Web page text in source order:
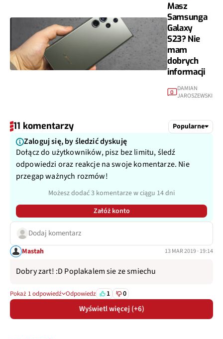
Masz
Samsunga
Galaxy
S23? Nie
mam
dobrych
informacji
0
DAMIAN
JAROSZEWSKI
11 komentarzy Popularne
Zaloguj się, by śledzić dyskuję
Dołącz do użytkowników, pisz bez limitu, śledź
odpowiedzi oraz reakcje na swoje komentarze. Nie
przegap ważnych rozmów!
Możesz dodać 3 komentarze w ciągu 14 dni
Załóż konto
Dodaj komentarz
Mastah 13 MAR 2019 · 19:14
Dobry zart! :D Poplakalem sie ze smiechu
Pokaż 1 odpowiedź Odpowiedz 1 0
Wyświetl więcej (+6)